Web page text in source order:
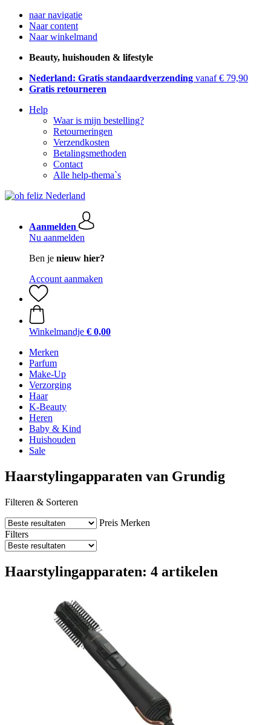
naar navigatie
Naar content
Naar winkelmand
Beauty, huishouden & lifestyle
Nederland: Gratis standaardverzending vanaf € 79,90
Gratis retourneren
Help
Waar is mijn bestelling?
Retourneringen
Verzendkosten
Betalingsmethoden
Contact
Alle help-thema`s
Aanmelden
Nu aanmelden
Ben je nieuw hier?
Account aanmaken
Winkelmandje € 0,00
Merken
Parfum
Make-Up
Verzorging
Haar
K-Beauty
Heren
Baby & Kind
Huishouden
Sale
Haarstylingapparaten van Grundig
Filteren & Sorteren
Preis Merken
Filters
Haarstylingapparaten: 4 artikelen